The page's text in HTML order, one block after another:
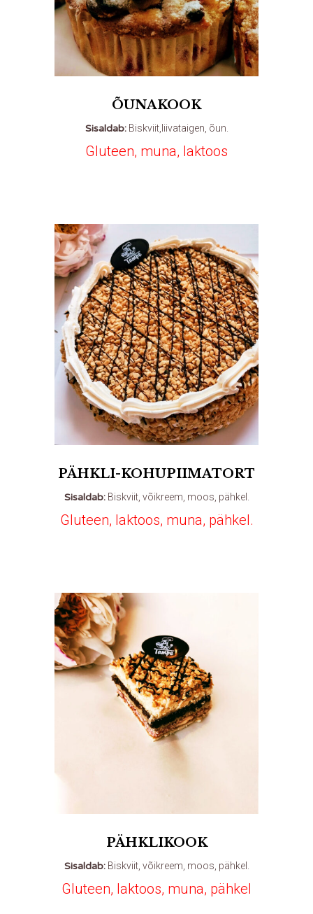
ÕUNAKOOK
Sisaldab:Biskviit,liivataigen, õun.
Gluteen, muna, laktoos
PÄHKLI-KOHUPIIMATORT
Sisaldab:Biskviit, võikreem, moos, pähkel.
Gluteen, laktoos, muna, pähkel.
PÄHKLIKOOK
Sisaldab:Biskviit, võikreem, moos, pähkel.
Gluteen, laktoos, muna, pähkel